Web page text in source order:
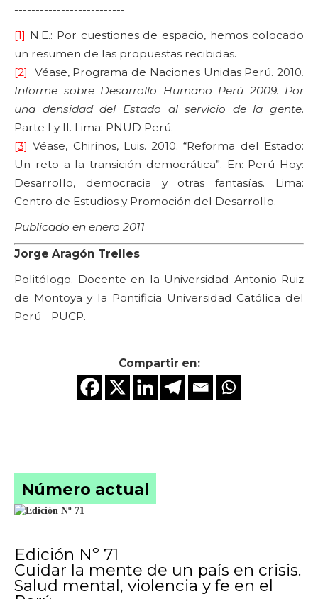
--------------------------
[1] N.E.: Por cuestiones de espacio, hemos colocado
un resumen de las propuestas recibidas.
[2]
Véase, Programa de Naciones Unidas Perú. 2010.
Informe sobre Desarrollo Humano Perú 2009. Por
una densidad del Estado al servicio de la gente.
Parte I y II. Lima: PNUD Perú.
[3] Véase, Chirinos, Luis. 2010. “Reforma del Estado:
Un reto a la transición democrática”. En: Perú Hoy:
Desarrollo, democracia y otras fantasías. Lima:
Centro de Estudios y Promoción del Desarrollo.
Publicado en enero 2011
Jorge Aragón Trelles
Politólogo. Docente en la Universidad Antonio Ruiz
de Montoya y la Pontificia Universidad Católica del
Perú - PUCP.
Compartir en:
Número actual
Edición Nº 71
Cuidar la mente de un país en crisis.
Salud mental, violencia y fe en el